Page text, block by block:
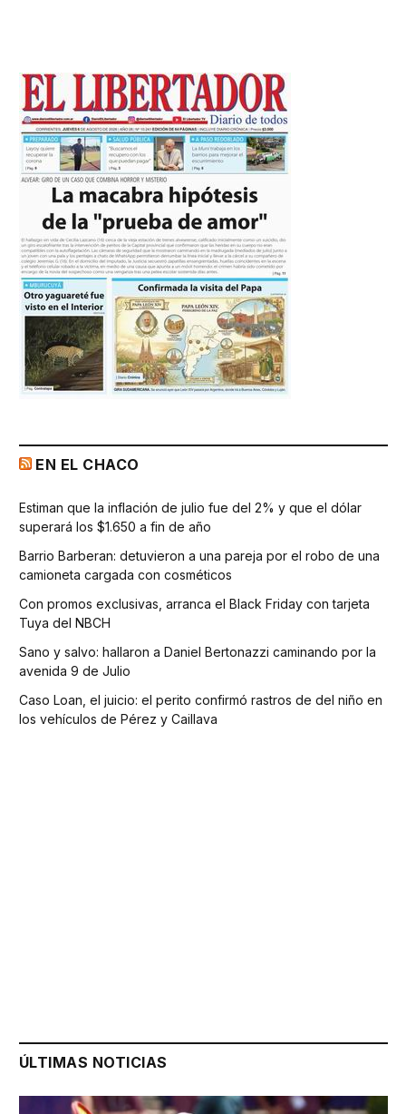
EN EL CHACO
Estiman que la inflación de julio fue del 2% y que el dólar
superará los $1.650 a fin de año
Barrio Barberan: detuvieron a una pareja por el robo de una
camioneta cargada con cosméticos
Con promos exclusivas, arranca el Black Friday con tarjeta
Tuya del NBCH
Sano y salvo: hallaron a Daniel Bertonazzi caminando por la
avenida 9 de Julio
Caso Loan, el juicio: el perito confirmó rastros de del niño en
los vehículos de Pérez y Caillava
ÚLTIMAS NOTICIAS